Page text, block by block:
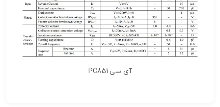
آی سی PC851